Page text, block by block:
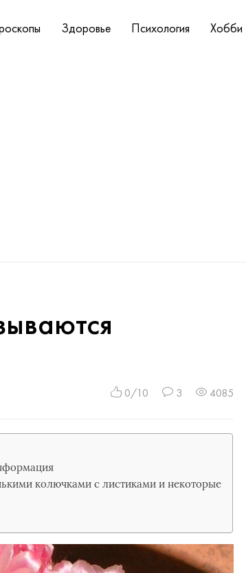
Здоровье Психология Хобби
0/10 3 4085
колючками с листиками и некоторые